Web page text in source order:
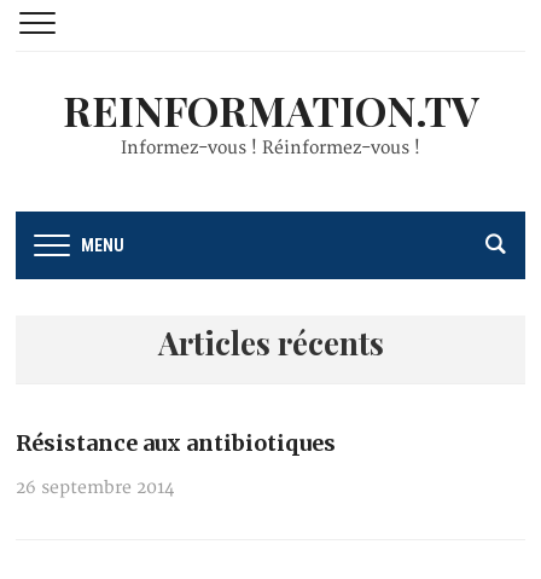
REINFORMATION.TV
Informez-vous ! Réinformez-vous !
MENU
Articles récents
Résistance aux antibiotiques
26 septembre 2014